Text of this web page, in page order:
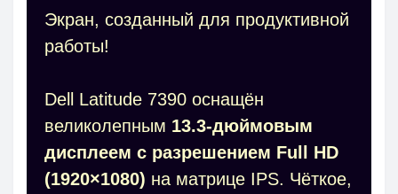
Экран, созданный для продуктивной
работы!
Dell Latitude 7390 оснащён
великолепным 13.3-дюймовым
дисплеем с разрешением Full HD
(1920×1080) на матрице IPS. Чёткое,